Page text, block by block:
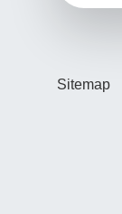
Sitemap